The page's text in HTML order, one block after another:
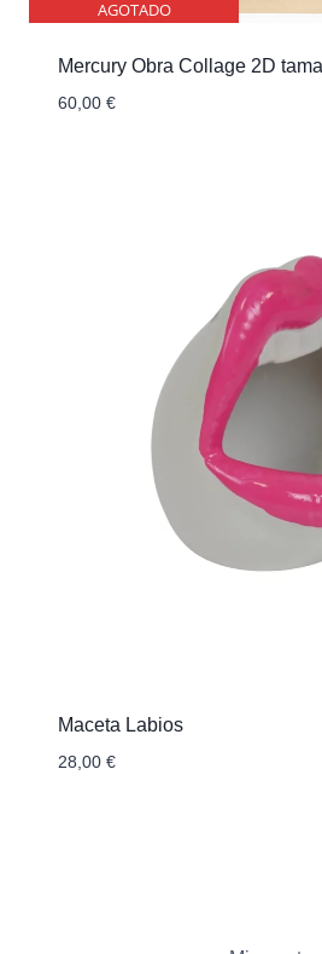
AGOTADO
Mercury Obra Collage 2D
60,00 €
Maceta Labios
28,00 €